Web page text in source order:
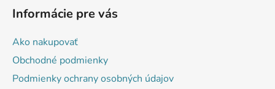
Informácie pre vás
Ako nakupovať
Obchodné podmienky
Podmienky ochrany osobných údajov